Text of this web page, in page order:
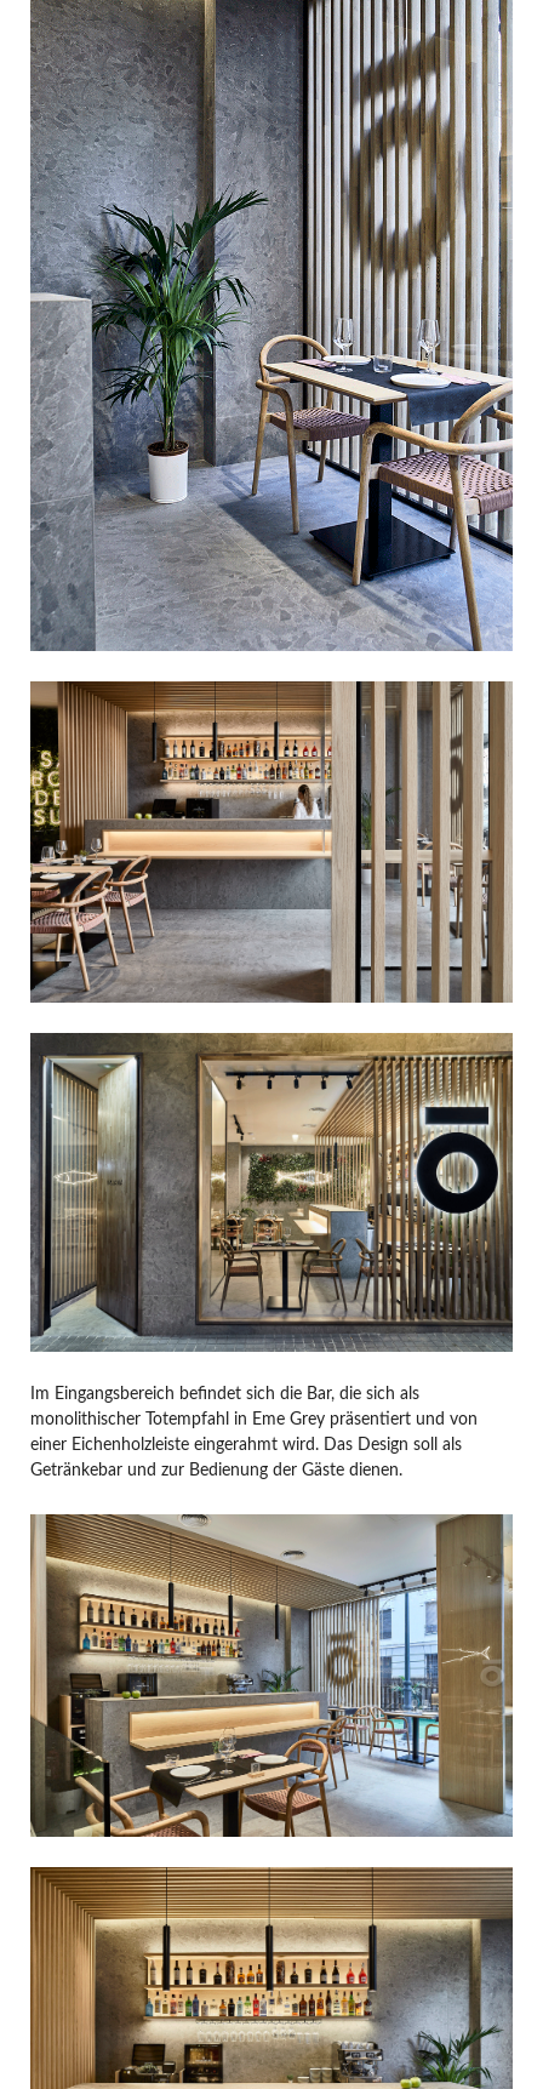
Im Eingangsbereich befindet sich die Bar, die sich als
monolithischer Totempfahl in Eme Grey präsentiert und von
einer Eichenholzleiste eingerahmt wird. Das Design soll als
Getränkebar und zur Bedienung der Gäste dienen.